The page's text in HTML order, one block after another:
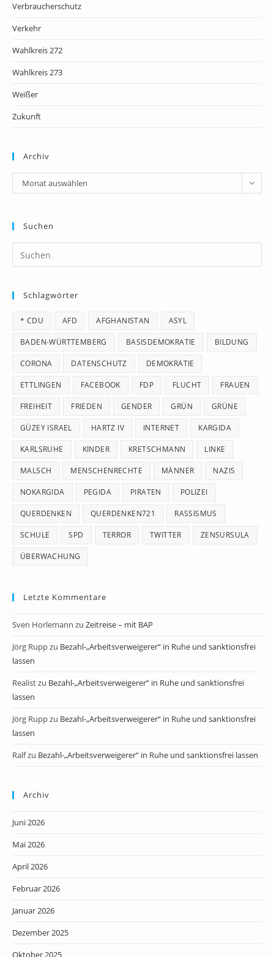
Verbraucherschutz
Verkehr
Wahlkreis 272
Wahlkreis 273
Weißer
Zukunft
Archiv
Archiv
Monat auswählen
Suchen
Schlagwörter
* CDU AFD AFGHANISTAN ASYL
BADEN-WÜRTTEMBERG BASISDEMOKRATIE BILDUNG
CORONA DATENSCHUTZ DEMOKRATIE
ETTLINGEN FACEBOOK FDP FLUCHT FRAUEN
FREIHEIT FRIEDEN GENDER GRÜN GRÜNE
GÜZEY ISRAEL HARTZ IV INTERNET KARGIDA
KARLSRUHE KINDER KRETSCHMANN LINKE
MALSCH MENSCHENRECHTE MÄNNER NAZIS
NOKARGIDA PEGIDA PIRATEN POLIZEI
QUERDENKEN QUERDENKEN721 RASSISMUS
SCHULE SPD TERROR TWITTER ZENSURSULA
ÜBERWACHUNG
Letzte Kommentare
Sven Horlemann zu Zeitreise – mit BAP
Jörg Ruppzu Bezahl-„Arbeitsverweigerer“ in Ruhe und sanktionsfrei
lassen
Realistzu Bezahl-„Arbeitsverweigerer“ in Ruhe und sanktionsfrei
lassen
Jörg Ruppzu Bezahl-„Arbeitsverweigerer“ in Ruhe und sanktionsfrei
lassen
Ralfzu Bezahl-„Arbeitsverweigerer“ in Ruhe und sanktionsfrei lassen
Archiv
Juni 2026
Mai 2026
April 2026
Februar 2026
Januar 2026
Dezember 2025
Oktober 2025